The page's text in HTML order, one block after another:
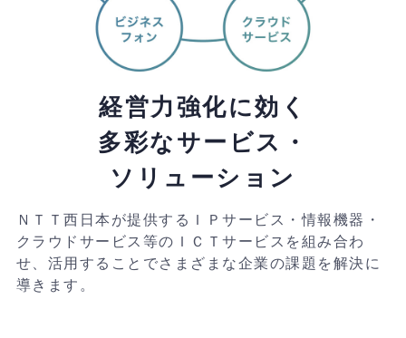
経営力強化に効く
多彩なサービス・
ソリューション
ＮＴＴ西日本が提供するＩＰサービス・情報機器・
クラウドサービス等のＩＣＴサービスを組み合わ
せ、活用することでさまざまな企業の課題を解決に
導きます。